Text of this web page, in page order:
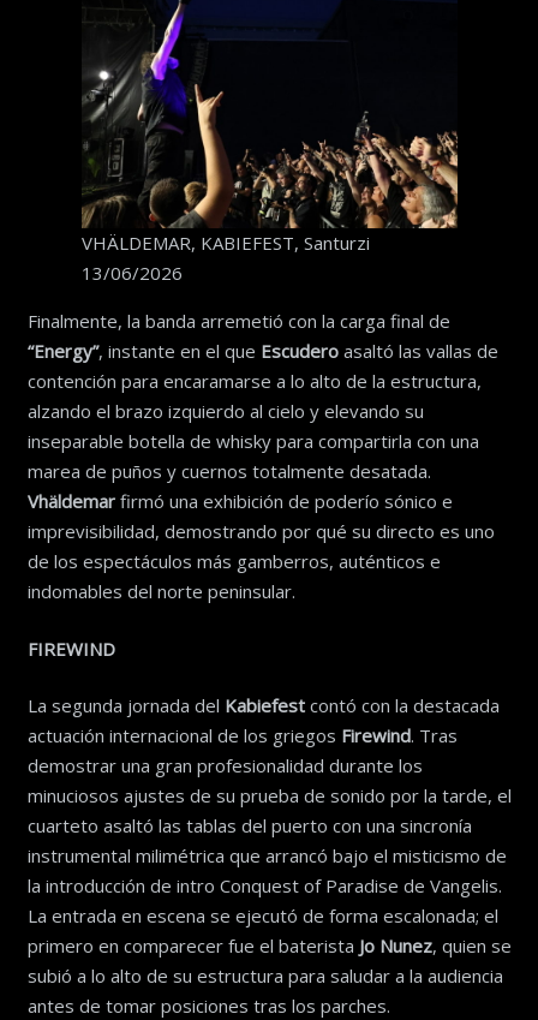
VHÄLDEMAR, KABIEFEST, Santurzi
13/06/2026
Finalmente, la banda arremetió con la carga final de
“Energy”, instante en el que Escudero asaltó las vallas de
contención para encaramarse a lo alto de la estructura,
alzando el brazo izquierdo al cielo y elevando su
inseparable botella de whisky para compartirla con una
marea de puños y cuernos totalmente desatada.
Vhäldemarfirmó una exhibición de poderío sónico e
imprevisibilidad, demostrando por qué su directo es uno
de los espectáculos más gamberros, auténticos e
indomables del norte peninsular.
FIREWIND
La segunda jornada del Kabiefestcontó con la destacada
actuación internacional de los griegos Firewind. Tras
demostrar una gran profesionalidad durante los
minuciosos ajustes de su prueba de sonido por la tarde, el
cuarteto asaltó las tablas del puerto con una sincronía
instrumental milimétrica que arrancó bajo el misticismo de
la introducción de intro Conquest of Paradise de Vangelis.
La entrada en escena se ejecutó de forma escalonada; el
primero en comparecer fue el baterista Jo Nunez, quien se
subió a lo alto de su estructura para saludar a la audiencia
antes de tomar posiciones tras los parches.